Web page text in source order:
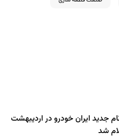
جدید ایران خودرو در اردیبهشت